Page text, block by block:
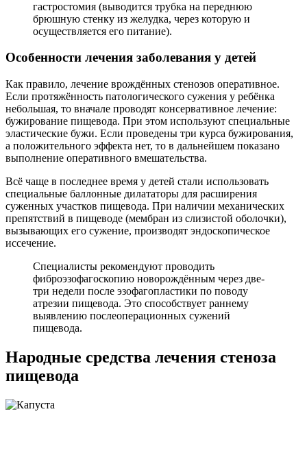
гастростомия (выводится трубка на переднюю
брюшную стенку из желудка, через которую и
осуществляется его питание).
Особенности лечения заболевания у детей
Как правило, лечение врождённых стенозов оперативное.
Если протяжённость патологического сужения у ребёнка
небольшая, то вначале проводят консервативное лечение:
бужирование пищевода. При этом используют специальные
эластические бужи. Если проведены три курса бужирования,
а положительного эффекта нет, то в дальнейшем показано
выполнение оперативного вмешательства.
Всё чаще в последнее время у детей стали использовать
специальные баллонные дилататоры для расширения
суженных участков пищевода. При наличии механических
препятствий в пищеводе (мембран из слизистой оболочки),
вызывающих его сужение, производят эндоскопическое
иссечение.
Специалисты рекомендуют проводить
фиброэзофагоскопию новорождённым через две-
три недели после эзофагопластики по поводу
атрезии пищевода. Это способствует раннему
выявлению послеоперационных сужений
пищевода.
Народные средства лечения стеноза
пищевода